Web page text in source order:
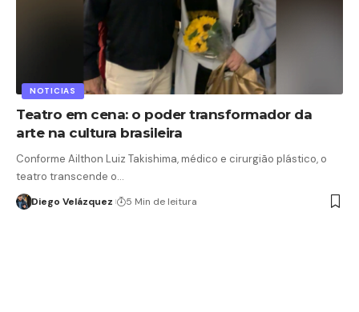
NOTICIAS
Teatro em cena: o poder transformador da
arte na cultura brasileira
Conforme Ailthon Luiz Takishima, médico e cirurgião plástico, o
teatro transcende o…
Diego Velázquez 5 Min de leitura